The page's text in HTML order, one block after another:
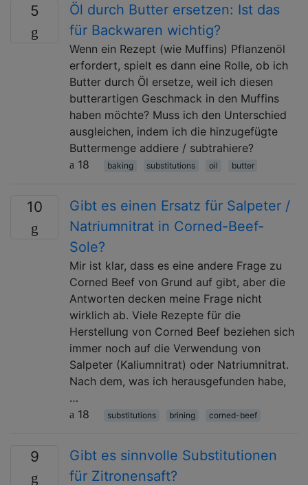
5
Öl durch Butter ersetzen: Ist das
für Backwaren wichtig?
Wenn ein Rezept (wie Muffins) Pflanzenöl
erfordert, spielt es dann eine Rolle, ob ich
Butter durch Öl ersetze, weil ich diesen
butterartigen Geschmack in den Muffins
haben möchte? Muss ich den Unterschied
ausgleichen, indem ich die hinzugefügte
Buttermenge addiere / subtrahiere?
18
baking substitutions oil butter
10
Gibt es einen Ersatz für Salpeter /
Natriumnitrat in Corned-Beef-
Sole?
Mir ist klar, dass es eine andere Frage zu
Corned Beef von Grund auf gibt, aber die
Antworten decken meine Frage nicht
wirklich ab. Viele Rezepte für die
Herstellung von Corned Beef beziehen sich
immer noch auf die Verwendung von
Salpeter (Kaliumnitrat) oder Natriumnitrat.
Nach dem, was ich herausgefunden habe,
…
18
substitutions brining corned-beef
9
Gibt es sinnvolle Substitutionen
für Zitronensaft?